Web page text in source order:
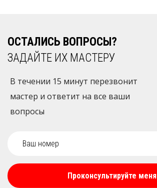
ОСТАЛИСЬ ВОПРОСЫ?
ЗАДАЙТЕ ИХ МАСТЕРУ
В течении 15 минут перезвонит
мастер и ответит на все ваши
вопросы
Проконсультируйте меня